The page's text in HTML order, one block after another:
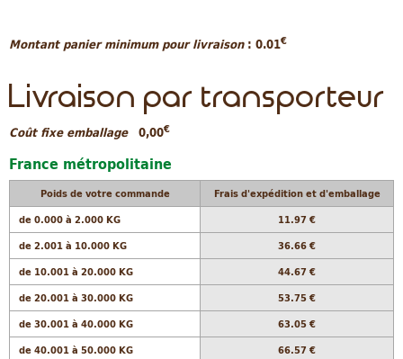
Montant panier minimum pour livraison: 0.01€
Livraison par transporteur
Coût fixe emballage0,00€
France métropolitaine
Poids de votre commande
Frais d'expédition et d'emballage
de 0.000 à 2.000 KG
11.97 €
de 2.001 à 10.000 KG
36.66 €
de 10.001 à 20.000 KG
44.67 €
de 20.001 à 30.000 KG
53.75 €
de 30.001 à 40.000 KG
63.05 €
de 40.001 à 50.000 KG
66.57 €